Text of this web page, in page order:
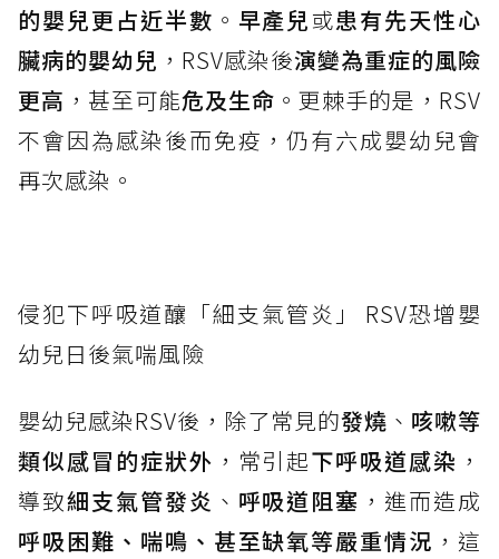
的嬰兒更占近半數 。 早產兒或患有先天性心
臟病的嬰幼兒 ，RSV感染後演變為重症的風險
更高 ，甚至可能危及生命 。更棘手的是，RSV
不會因為感染後而免疫，仍有六成嬰幼兒會
再次感染。
侵犯下呼吸道釀「細支氣管炎」 RSV恐增嬰
幼兒日後氣喘風險
嬰幼兒感染RSV後，除了常見的發燒 、 咳嗽等
類似感冒的症狀外 ，常引起下呼吸道感染 ，
導致細支氣管發炎 、 呼吸道阻塞 ，進而造成
呼吸困難、喘鳴、甚至缺氧等嚴重情況 ，這